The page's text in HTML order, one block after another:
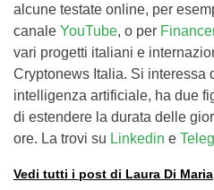
alcune testate online, per
canale YouTube, o per
vari progetti italiani e
Cryptonews Italia. Si interessa
intelligenza artificiale, ha due
di estendere la durata delle
ore. La trovi su Linkedin e
Vedi tutti i post di Laura Di Maria